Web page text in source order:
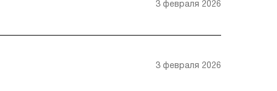
3 февраля 2026
3 февраля 2026